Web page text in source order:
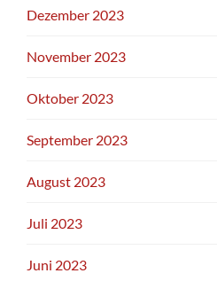
Dezember 2023
November 2023
Oktober 2023
September 2023
August 2023
Juli 2023
Juni 2023